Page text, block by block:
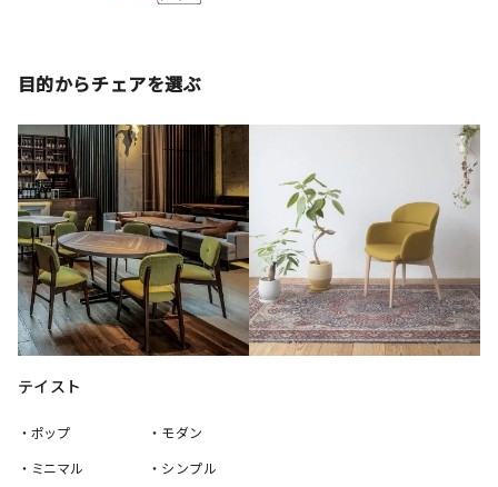
目的からチェアを選ぶ
テイスト
・ポップ
・ミニマル
・モダン
・シンプル